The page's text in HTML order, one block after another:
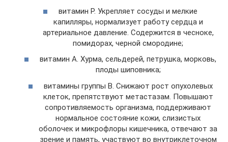
витамин Р. Укрепляет сосуды и мелкие
капилляры, нормализует работу сердца и
артериальное давление. Содержится в чесноке,
помидорах, черной смородине;
витамин А. Хурма, сельдерей, петрушка, морковь,
плоды шиповника;
витамины группы В. Снижают рост опухолевых
клеток, препятствуют метастазам. Повышают
сопротивляемость организма, поддерживают
нормальное состояние кожи, слизистых
оболочек и микрофлоры кишечника, отвечают за
зрение и память, участвуют во внутриклеточном